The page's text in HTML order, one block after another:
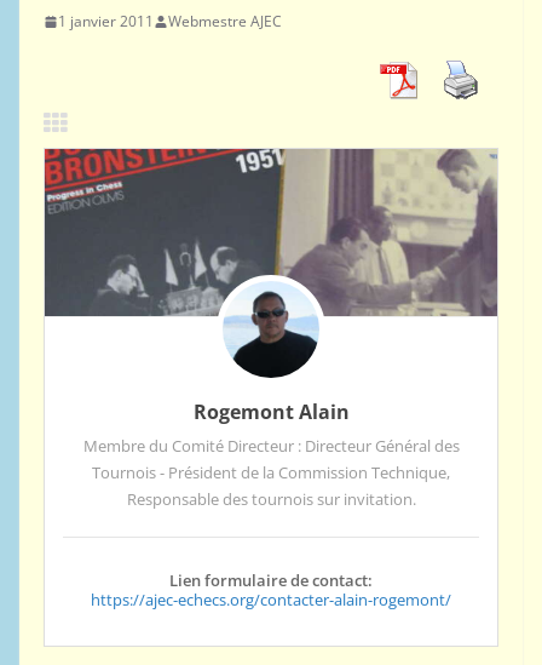
1 janvier 2011 Webmestre AJEC
Rogemont Alain
Membre du Comité Directeur : Directeur Général des
Tournois - Président de la Commission Technique,
Responsable des tournois sur invitation.
Lien formulaire de contact:
https://ajec-echecs.org/contacter-alain-rogemont/